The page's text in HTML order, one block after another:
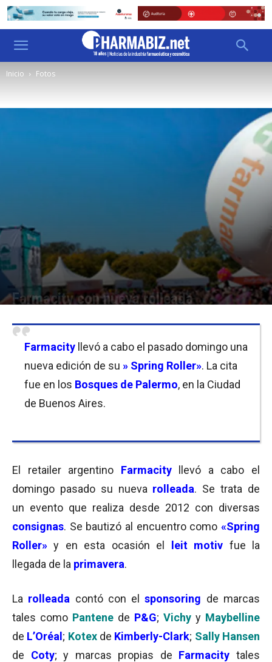
Inicio Fotos
Farmacity con nueva rolleada
Farmacity llevó a cabo el pasado domingo una
nueva edición de su » Spring Roller». La cita
fue en los Bosques de Palermo, en la Ciudad
de Buenos Aires.
El retailer argentino Farmacity
llevó a cabo el
domingo pasado su nueva rolleada. Se trata de
un evento que realiza desde 2012 con diversas
consignas. Se bautizó al encuentro como «Spring
Roller»y en esta ocasión el leit motiv fue la
llegada de la primavera.
La rolleada contó con el sponsoring de marcas
tales como Pantene de P&G; Vichy y Maybelline
de L’Oréal ; Kotexde Kimberly-Clark; Sally Hansen
de Coty; y marcas propias de Farmacity tales